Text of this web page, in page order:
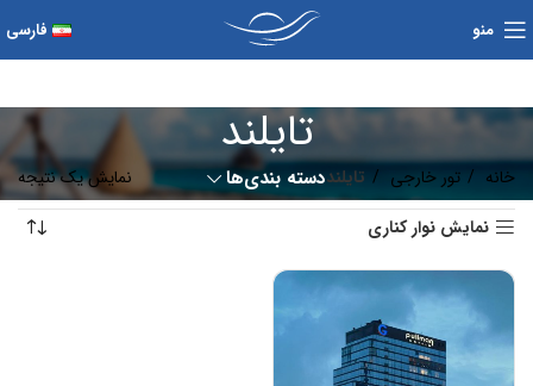
منو فارسی
تایلند
دسته بندی‌ها خانه تور خارجی تایلند
نمایش یک نتیجه
نمایش نوار کناری